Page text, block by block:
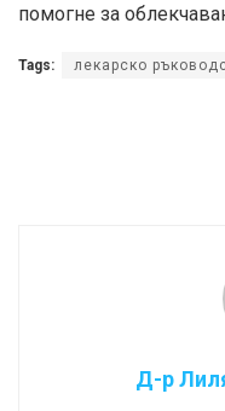
помогне за
Tags: лекарско
Д-р